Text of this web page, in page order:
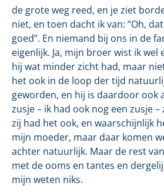
de grote weg reed, en je ziet
niet, en toen dacht ik van: “Oh,
goed”. En niemand bij ons in de
eigenlijk. Ja, mijn broer wist ik wel
hij wat minder zicht had, maar
het ook in de loop der tijd
geworden, en hij is daardoor ook
zusje – ik had ook nog een zusje
zij had het ook, en waarschijnlijk
mijn moeder, maar daar komen
achter natuurlijk. Maar de rest
met de ooms en tantes en
mijn weten niks.